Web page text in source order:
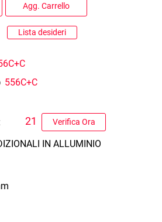
Agg. Carrello
Lista desideri
556C+C
Verifica Ora
21
IN ALLUMINIO